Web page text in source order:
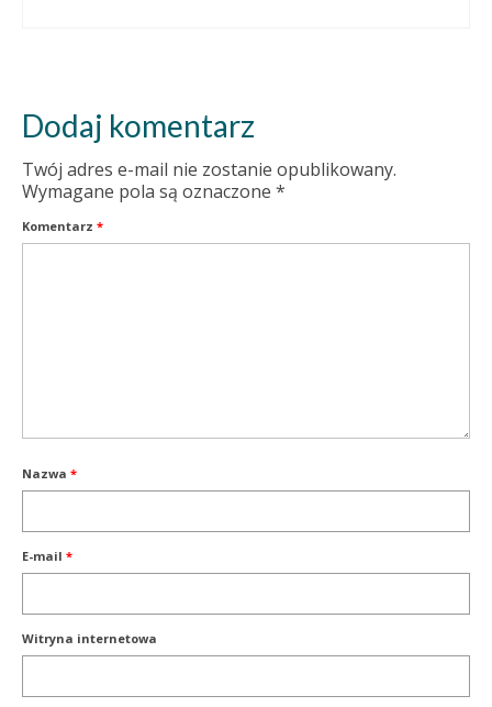
Dodaj komentarz
Twój adres e-mail nie zostanie opublikowany.
Wymagane pola są oznaczone *
Komentarz *
Nazwa *
E-mail *
Witryna internetowa